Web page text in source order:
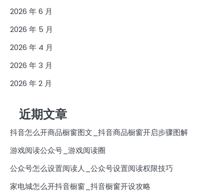
2026 年 6 月
2026 年 5 月
2026 年 4 月
2026 年 3 月
2026 年 2 月
近期文章
抖音怎么开商品橱窗图文_抖音商品橱窗开启步骤图解
游戏阅读公众号_游戏阅读圈
公众号怎么设置阅读人_公众号设置阅读权限技巧
家电城怎么开抖音橱窗_抖音橱窗开设攻略